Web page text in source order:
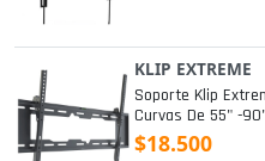
KLIP EXTREME
Soporte Klip
Curvas De 55" -
$18.500